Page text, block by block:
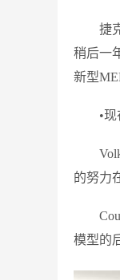
捷
稍后一
新型
•
的努力
模型的